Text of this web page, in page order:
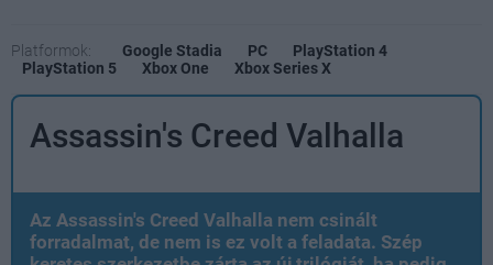
Platformok: Google Stadia PC
PlayStation 4
PlayStation 5
Xbox One Xbox Series X
Assassin's Creed Valhalla
Az Assassin's Creed Valhalla nem csinált
forradalmat, de nem is ez volt a feladata. Szép